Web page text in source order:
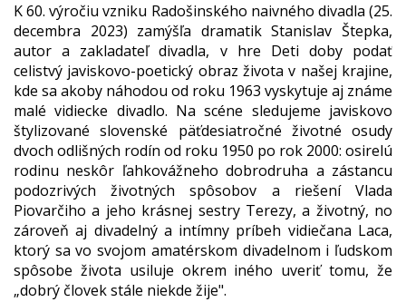
K 60. výročiu vzniku Radošinského naivného divadla (25.
decembra 2023) zamýšľa dramatik Stanislav Štepka,
autor a zakladateľ divadla, v hre Deti doby podať
celistvý javiskovo-poetický obraz života v našej krajine,
kde sa akoby náhodou od roku 1963 vyskytuje aj známe
malé vidiecke divadlo. Na scéne sledujeme javiskovo
štylizované slovenské päťdesiatročné životné osudy
dvoch odlišných rodín od roku 1950 po rok 2000: osirelú
rodinu neskôr ľahkovážneho dobrodruha a zástancu
podozrivých životných spôsobov a riešení Vlada
Piovarčiho a jeho krásnej sestry Terezy, a životný, no
zároveň aj divadelný a intímny príbeh vidiečana Laca,
ktorý sa vo svojom amatérskom divadelnom i ľudskom
spôsobe života usiluje okrem iného uveriť tomu, že
„dobrý človek stále niekde žije".